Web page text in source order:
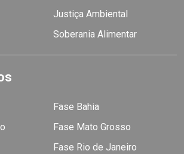
Justiça Ambiental
Soberania Alimentar
Fase Bahia
Fase Mato Grosso
Fase Rio de Janeiro